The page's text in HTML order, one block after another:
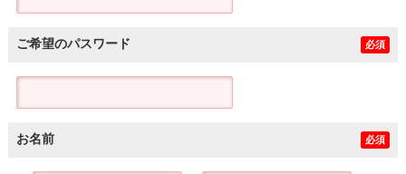
ご希望のパスワード 必須
お名前 必須